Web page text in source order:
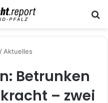
/ Aktuelles
Betrunken
– zwei